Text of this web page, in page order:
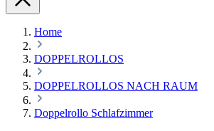
Home
DOPPELROLLOS
DOPPELROLLOS NACH RAUM
Doppelrollo Schlafzimmer